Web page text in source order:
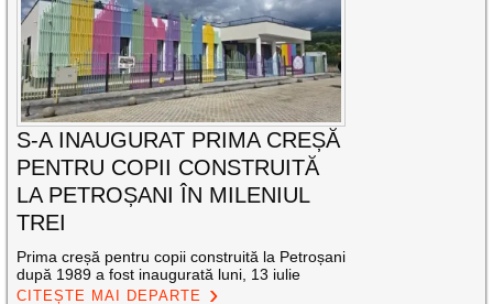
S-A INAUGURAT PRIMA CREȘĂ
PENTRU COPII CONSTRUITĂ
LA PETROȘANI ÎN MILENIUL
TREI
Prima creșă pentru copii construită la Petroșani
după 1989 a fost inaugurată luni, 13 iulie
CITEȘTE MAI DEPARTE